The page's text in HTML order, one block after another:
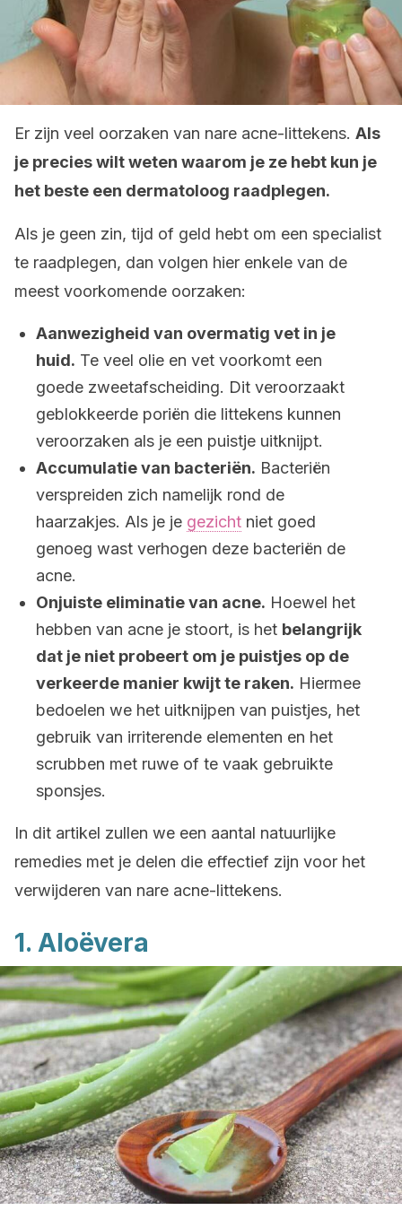
Er zijn veel oorzaken van nare acne-littekens. Als
je precies wilt weten waarom je ze hebt kun je
het beste een dermatoloog raadplegen.
Als je geen zin, tijd of geld hebt om een specialist
te raadplegen, dan volgen hier enkele van de
meest voorkomende oorzaken:
Aanwezigheid van overmatig vet in je
huid. Te veel olie en vet voorkomt een
goede zweetafscheiding. Dit veroorzaakt
geblokkeerde poriën die littekens kunnen
veroorzaken als je een puistje uitknijpt.
Accumulatie van bacteriën. Bacteriën
verspreiden zich namelijk rond de
haarzakjes. Als je je gezicht niet goed
genoeg wast verhogen deze bacteriën de
acne.
Onjuiste eliminatie van acne. Hoewel het
hebben van acne je stoort, is het belangrijk
dat je niet probeert om je puistjes op de
verkeerde manier kwijt te raken. Hiermee
bedoelen we het uitknijpen van puistjes, het
gebruik van irriterende elementen en het
scrubben met ruwe of te vaak gebruikte
sponsjes.
In dit artikel zullen we een aantal natuurlijke
remedies met je delen die effectief zijn voor het
verwijderen van nare acne-littekens.
1. Aloëvera